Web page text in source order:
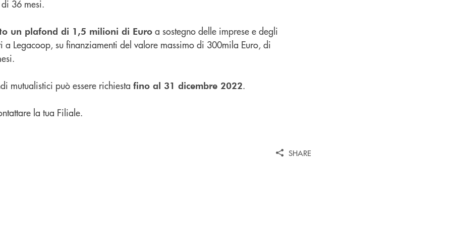
36 mesi.
un plafond di 1,5 milioni di Euro a sostegno delle imprese e degli
a Legacoop, su finanziamenti del valore massimo di 300mila Euro, di
mutualistici può essere richiesta fino al 31 dicembre 2022.
la tua Filiale.
SHARE